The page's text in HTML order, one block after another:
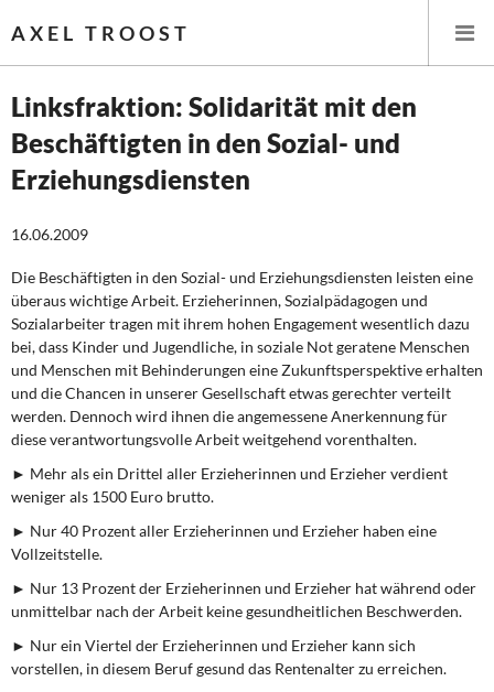
AXEL TROOST
Startseite
Wirtschaftspolitik
Steuer- und Finanzpolitik
Öffentliche Infrastruktur und Daseinsvorsorge
DIE LINKE
Weitere Themen
Memo-Gruppe
Institut Solidarische Moderne
Linksfraktion: Solidarität mit den
Beschäftigten in den Sozial- und
Erziehungsdiensten
16.06.2009
Die Beschäftigten in den Sozial- und Erziehungsdiensten leisten eine
überaus wichtige Arbeit. Erzieherinnen, Sozialpädagogen und
Sozialarbeiter tragen mit ihrem hohen Engagement wesentlich dazu
bei, dass Kinder und Jugendliche, in soziale Not geratene Menschen
und Menschen mit Behinderungen eine Zukunftsperspektive erhalten
und die Chancen in unserer Gesellschaft etwas gerechter verteilt
werden. Dennoch wird ihnen die angemessene Anerkennung für
diese verantwortungsvolle Arbeit weitgehend vorenthalten.
► Mehr als ein Drittel aller Erzieherinnen und Erzieher verdient
weniger als 1500 Euro brutto.
► Nur 40 Prozent aller Erzieherinnen und Erzieher haben eine
Vollzeitstelle.
► Nur 13 Prozent der Erzieherinnen und Erzieher hat während oder
unmittelbar nach der Arbeit keine gesundheitlichen Beschwerden.
► Nur ein Viertel der Erzieherinnen und Erzieher kann sich
vorstellen, in diesem Beruf gesund das Rentenalter zu erreichen.